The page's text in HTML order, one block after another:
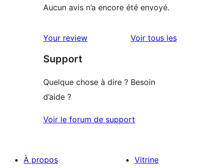
Aucun avis n’a encore été envoyé.
Your review Voir tous lesavis
Support
Quelque chose à dire ? Besoin
d’aide ?
Voir le forum de support
À propos
Vitrine